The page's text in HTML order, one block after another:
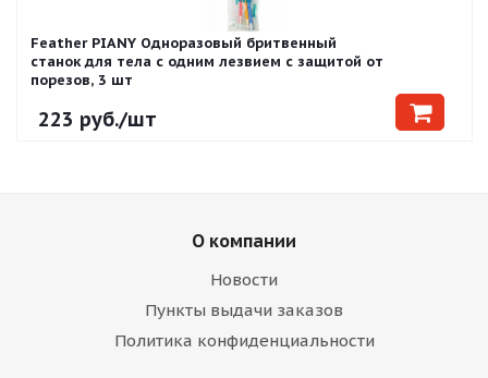
Feather PIANY Одноразовый бритвенный
станок для тела с одним лезвием с защитой от
порезов, 3 шт
223 руб./шт
О компании
Новости
Пункты выдачи заказов
Политика конфиденциальности